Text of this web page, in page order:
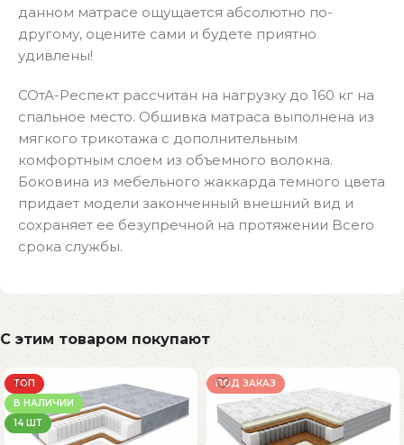
данном матрасе ощущается абсолютно по-
другому, оцените сами и будете приятно
удивлены!
СОтА-Респект рассчитан на нагрузку до 160 кг на
спальное место. Обшивка матраса выполнена из
мягкого трикотажа с дополнительным
комфортным слоем из объемного волокна.
Боковина из мебельного жаккарда темного цвета
придает модели законченный внешний вид и
сохраняет ee безупречной нa протяжении Bcero
срока службы.
С этим товаром покупают
ТОП
В НАЛИЧИИ
14 ШТ
ПОД ЗАКАЗ